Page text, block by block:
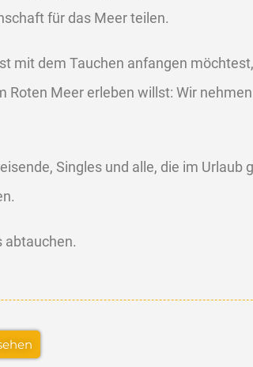
für das Meer teilen.
mit dem Tauchen anfangen
Meer erleben willst: Wir
Singles und alle, die im Urlaub
abtauchen.